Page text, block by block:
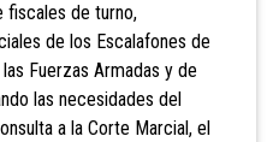
fiscales de turno,
de los Escalafones de
Fuerzas Armadas y de
las necesidades del
a la Corte Marcial, el